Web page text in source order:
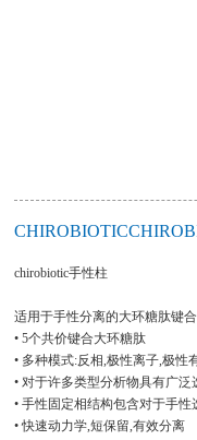
chirobiotic手性柱
适用于手性分离的大环糖肽键
• 5个共价键合大环糖肽
• 多种模式:反相,极性离子,极性
• 对于许多类型分析物具有广泛
• 手性固定相结构包含对于手
• 快速动力学,短保留,有效分离